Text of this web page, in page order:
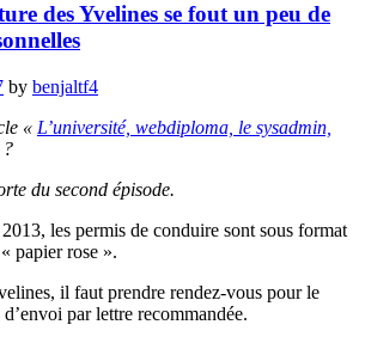
des Yvelines se fout un peu de
by benjaltf4
« L’université, webdiploma, le sysadmin,
?
du second épisode.
les permis de conduire sont sous format
papier rose ».
il faut prendre rendez-vous pour le
par lettre recommandée.